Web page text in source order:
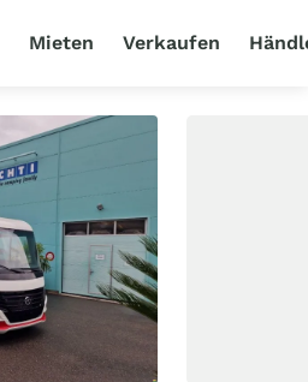
Mieten Verkaufen